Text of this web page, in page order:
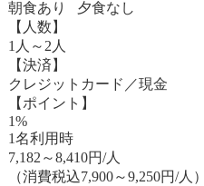
朝食あり 夕食なし
【人数】
1人～2人
【決済】
クレジットカード／現金
【ポイント】
1%
1名利用時
7,182 ～8,410円/人
（消費税込7,900～9,250円/人）